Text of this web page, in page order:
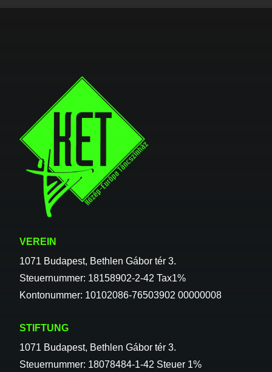
VEREIN
1071 Budapest, Bethlen Gábor tér 3.
Steuernummer: 18158902-2-42 Tax1%
Kontonummer: 10102086-76503902 00000008
STIFTUNG
1071 Budapest, Bethlen Gábor tér 3.
Steuernummer: 18078484-1-42 Steuer 1%